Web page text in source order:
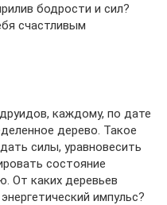
бодрости и сил?
счастливым
каждому, по дате
дерево. Такое
силы, уравновесить
состояние
От каких деревьев
импульс?